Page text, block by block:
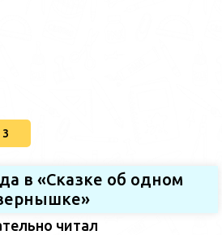
3
в «Сказке об одном
читал